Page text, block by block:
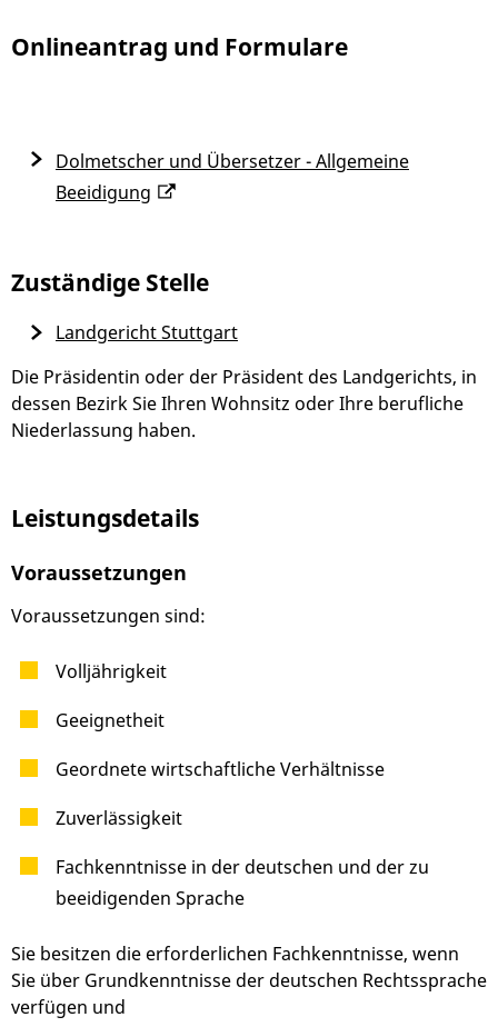
Onlineantrag und Formulare
Dolmetscher und Übersetzer - Allgemeine
Beeidigung
Zuständige Stelle
Die Präsidentin oder der Präsident des Landgerichts, in
dessen Bezirk Sie Ihren Wohnsitz oder Ihre berufliche
Niederlassung haben.
Landgericht Stuttgart
Leistungsdetails
Voraussetzungen
Voraussetzungen sind:
Volljährigkeit
Geeignetheit
Geordnete wirtschaftliche Verhältnisse
Zuverlässigkeit
Fachkenntnisse in der deutschen und der zu
beeidigenden Sprache
Sie besitzen die erforderlichen Fachkenntnisse, wenn
Sie über Grundkenntnisse der deutschen Rechtssprache
verfügen und